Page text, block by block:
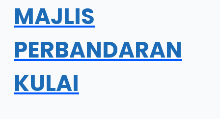
MAJLIS
PERBANDARAN
KULAI